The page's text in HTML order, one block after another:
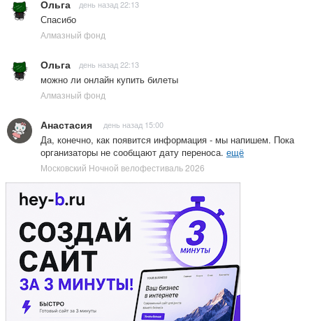
Ольга день назад 22:13
Спасибо
Алмазный фонд
Ольга день назад 22:13
можно ли онлайн купить билеты
Алмазный фонд
Анастасия день назад 15:00
Да, конечно, как появится информация - мы напишем. Пока
организаторы не сообщают дату переноса. ещё
Московский Ночной велофестиваль 2026